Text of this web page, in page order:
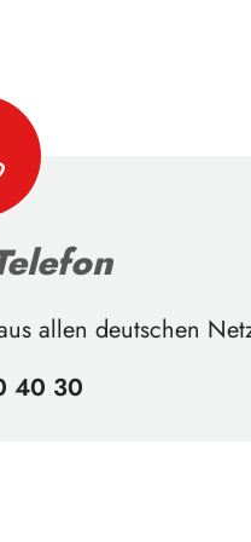
allen deutschen
40 30